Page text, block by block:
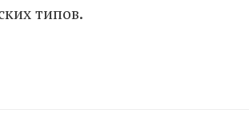
типов.